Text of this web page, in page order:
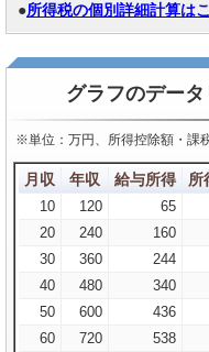
●所得税の個別詳細計算は
グラフのデータ
※単位：万円、所得控除額・課
月収 年収 給与所得 所
10 120 65
20
240 160
30
360 244
40
480 340
50
600 436
60
720 538